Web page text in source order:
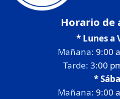
Horario de
* Lunes a
Mañana: 9:00
Tarde: 3:00
*
Mañana: 9:00